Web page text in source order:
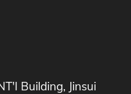
Building, Jinsui